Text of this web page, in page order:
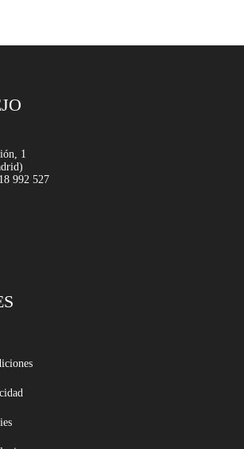
1
992 527